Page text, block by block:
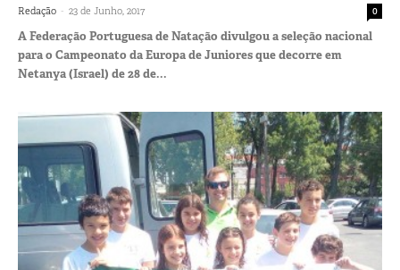
Redação - 23 de Junho, 2017 0
A Federação Portuguesa de Natação divulgou a seleção nacional
para o Campeonato da Europa de Juniores que decorre em
Netanya (Israel) de 28 de...